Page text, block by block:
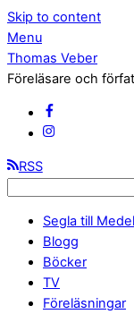
Skip to content
Menu
Thomas Veber
Föreläsare och
RSS
Segla till
Blogg
Böcker
TV
Föreläsningar